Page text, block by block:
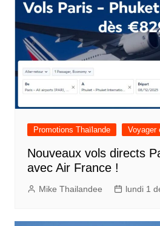
Promotions Thaïlande Voyager
Nouveaux vols directs
avec Air France !
Mike Thailandee lundi 1